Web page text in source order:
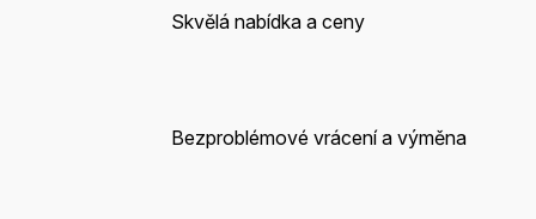
Skvělá nabídka a ceny
Bezproblémové vrácení a výměna